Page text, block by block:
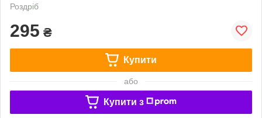
Роздріб
295 ₴
Купити
або
Купити з